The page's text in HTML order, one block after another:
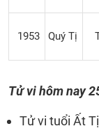
1953 Quý Tị
Tử vi hôm nay
Tử vi tuổi Ất